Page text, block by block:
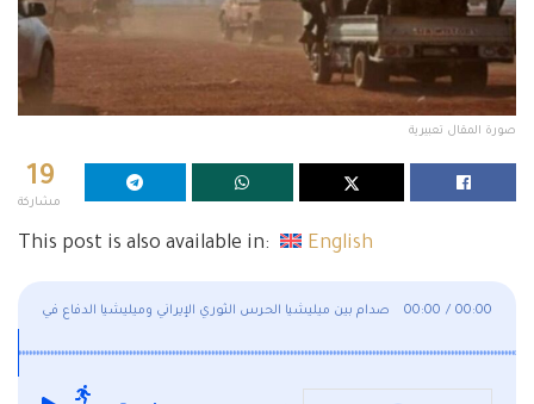
صورة المقال تعبيرية
19
مشاركة
This post is also available in: English
صدام بين ميليشيا الحرس الثوري الإيراني وميليشيا الدفاع في 00:00 / 00:00